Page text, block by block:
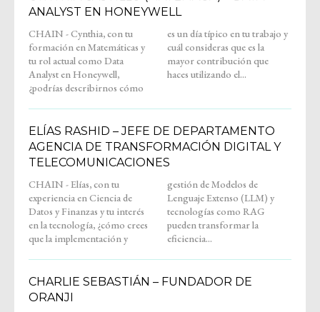
ANALYST EN HONEYWELL
CHAIN - Cynthia, con tu
formación en Matemáticas y
tu rol actual como Data
Analyst en Honeywell,
¿podrías describirnos cómo
es un día típico en tu trabajo y
cuál consideras que es la
mayor contribución que
haces utilizando el...
ELÍAS RASHID – JEFE DE DEPARTAMENTO
AGENCIA DE TRANSFORMACIÓN DIGITAL Y
TELECOMUNICACIONES
CHAIN - Elías, con tu
experiencia en Ciencia de
Datos y Finanzas y tu interés
en la tecnología, ¿cómo crees
que la implementación y
gestión de Modelos de
Lenguaje Extenso (LLM) y
tecnologías como RAG
pueden transformar la
eficiencia...
CHARLIE SEBASTIÁN – FUNDADOR DE
ORANJI